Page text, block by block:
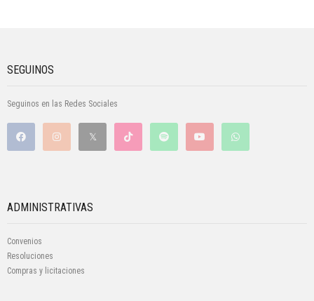
SEGUINOS
Seguinos en las Redes Sociales
ADMINISTRATIVAS
Convenios
Resoluciones
Compras y licitaciones